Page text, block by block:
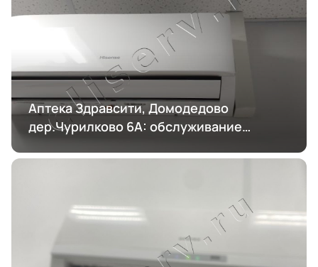
Аптека Здравсити, Домодедово
дер.Чурилково 6А: обслуживание